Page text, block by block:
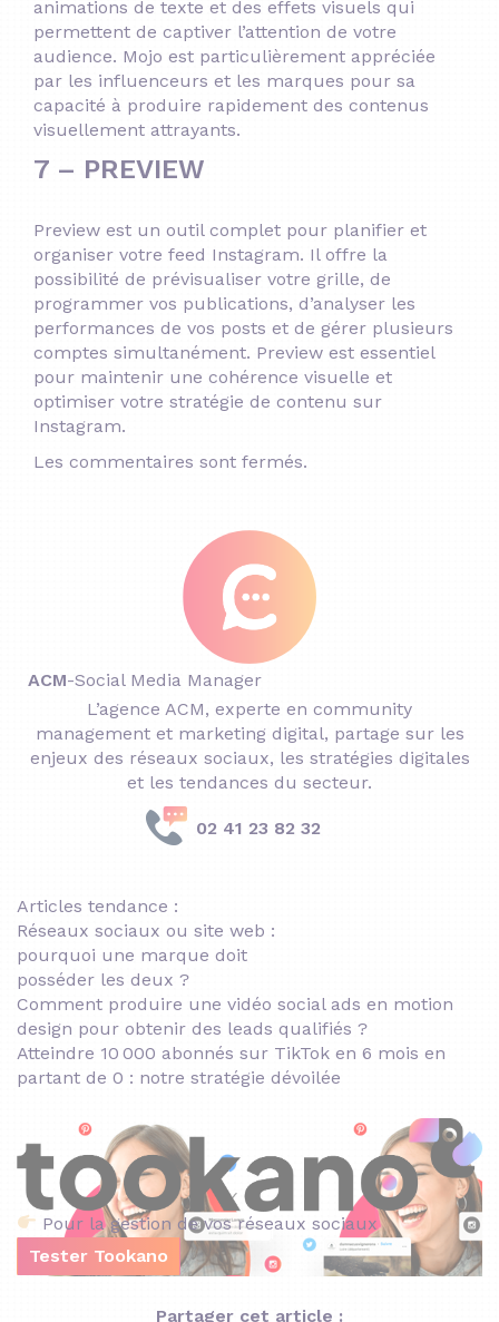
animations de texte et des effets visuels qui
permettent de captiver l’attention de votre
audience. Mojo est particulièrement appréciée
par les influenceurs et les marques pour sa
capacité à produire rapidement des contenus
visuellement attrayants.
7 – PREVIEW
Preview est un outil complet pour planifier et
organiser votre feed Instagram. Il offre la
possibilité de prévisualiser votre grille, de
programmer vos publications, d’analyser les
performances de vos posts et de gérer plusieurs
comptes simultanément. Preview est essentiel
pour maintenir une cohérence visuelle et
optimiser votre stratégie de contenu sur
Instagram.
Les commentaires sont fermés.
ACM-Social Media Manager
L’agence ACM, experte en community
management et marketing digital, partage sur les
enjeux des réseaux sociaux, les stratégies digitales
et les tendances du secteur.
02 41 23 82 32
Articles tendance :
Réseaux sociaux ou site web :
pourquoi une marque doit
posséder les deux ?
Comment produire une vidéo social ads en motion
design pour obtenir des leads qualifiés ?
Atteindre 10 000 abonnés sur TikTok en 6 mois en
partant de 0 : notre stratégie dévoilée
Pour la gestion de vos réseaux sociaux
Tester Tookano
Partager cet article :